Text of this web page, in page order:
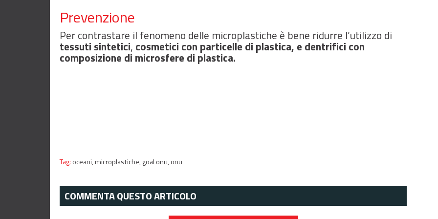
Prevenzione
Per contrastare il fenomeno delle microplastiche è bene ridurre l’utilizzo di
tessuti sintetici, cosmetici con particelle di plastica, e dentrifici con
composizione di microsfere di plastica.
Tag:oceani,microplastiche,goal onu,onu
COMMENTA QUESTO ARTICOLO